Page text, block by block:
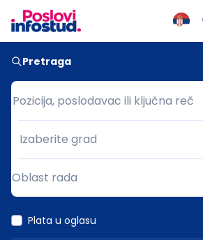
Pretraga
Pozicija, poslodavac ili ključna reč
Pozicija, poslodavac ili ključna reč
Grad
Izaberite grad
Oblast rada
Plata u oglasu